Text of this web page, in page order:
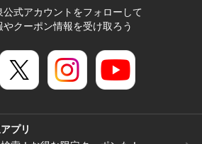
公式アカウントをフォローして
やクーポン情報を受け取ろう
プリ